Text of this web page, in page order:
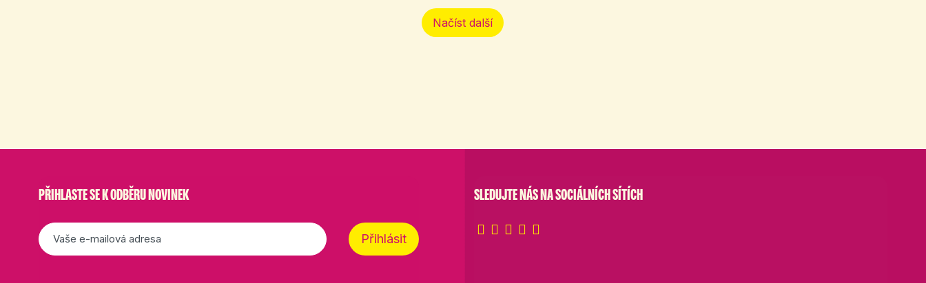
Načíst další
PŘIHLASTE SE K ODBĚRU NOVINEK
E-
mail
Přihlásit
SLEDUJTE NÁS NA SOCIÁLNÍCH SÍTÍCH